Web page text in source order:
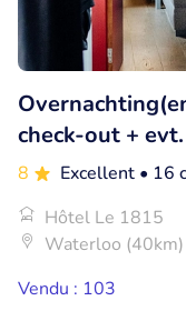
check-out +
8 Excellent • 16
Hôtel Le 1815
Waterloo (40km)
Vendu : 103